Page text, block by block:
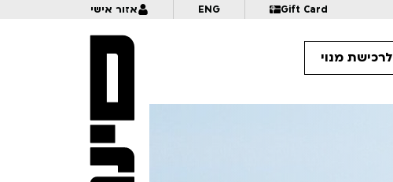
Gift Card
ENG אזור אישי
לרכישת מנוי